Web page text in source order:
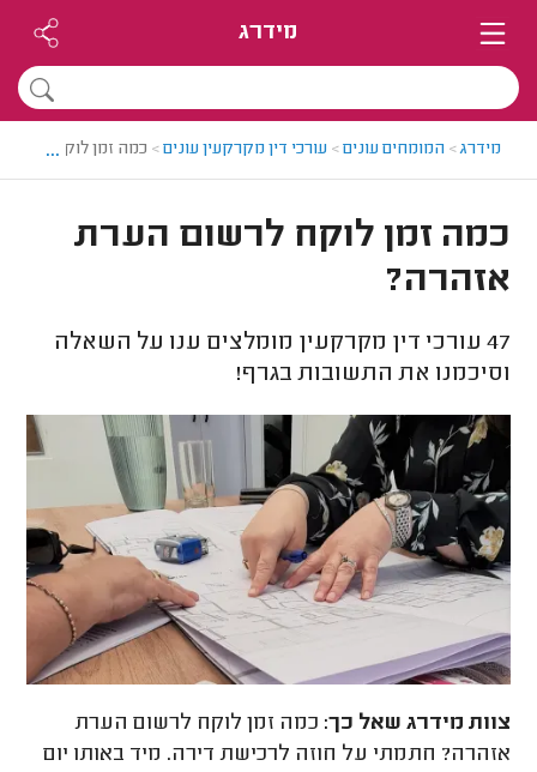
מידרג
מידרג> המומחים עונים> עורכי דין מקרקעין עונים> כמה זמן לוקח
...
כמה זמן לוקח לרשום הערת
אזהרה?
47 עורכי דין מקרקעין מומלצים ענו על השאלה
וסיכמנו את התשובות בגרף!
צוות מידרג שאל כך: כמה זמן לוקח לרשום הערת
אזהרה? חתמתי על חוזה לרכישת דירה. מיד באותו יום